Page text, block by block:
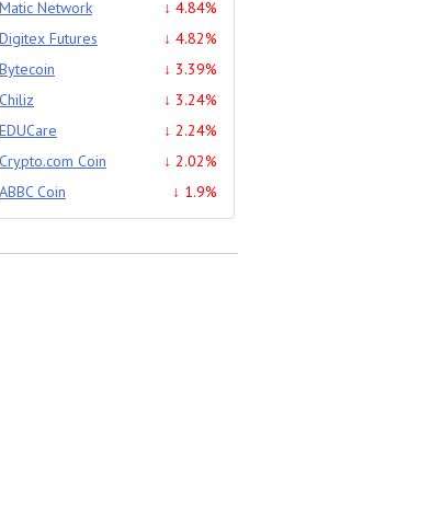
Matic Network
↓ 4.84%
Digitex Futures
↓ 4.82%
Bytecoin
↓ 3.39%
Chiliz
↓ 3.24%
EDUCare
↓ 2.24%
Crypto.com Coin
↓ 2.02%
ABBC Coin
↓ 1.9%